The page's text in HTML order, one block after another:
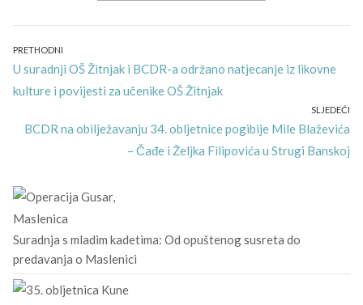
Navigacija
objava
PRETHODNI
Previous
post:
U suradnji OŠ Žitnjak i BCDR-a održano natjecanje iz likovne
kulture i povijesti za učenike OŠ Žitnjak
SLJEDEĆI
Next
BCDR na obilježavanju 34. obljetnice pogibije Mile Blaževića
– Čađe i Željka Filipovića u Strugi Banskoj
Suradnja s mladim kadetima: Od opuštenog susreta do
predavanja o Maslenici